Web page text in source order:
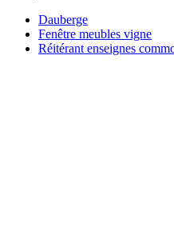
Dauberge
Fenêtre meubles vigne
Réitérant enseignes